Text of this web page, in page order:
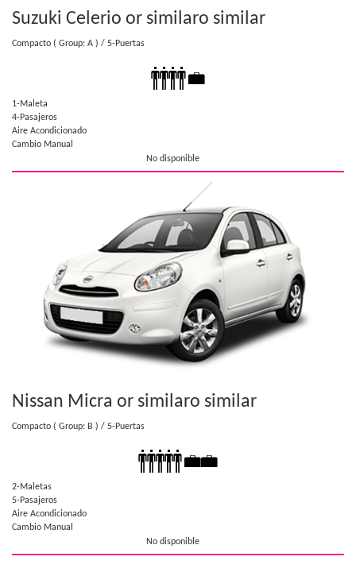
Suzuki Celerio or similaro similar
Compacto ( Group: A ) / 5-Puertas
1-Maleta
4-Pasajeros
Aire Acondicionado
Cambio Manual
No disponible
Nissan Micra or similaro similar
Compacto ( Group: B ) / 5-Puertas
2-Maletas
5-Pasajeros
Aire Acondicionado
Cambio Manual
No disponible